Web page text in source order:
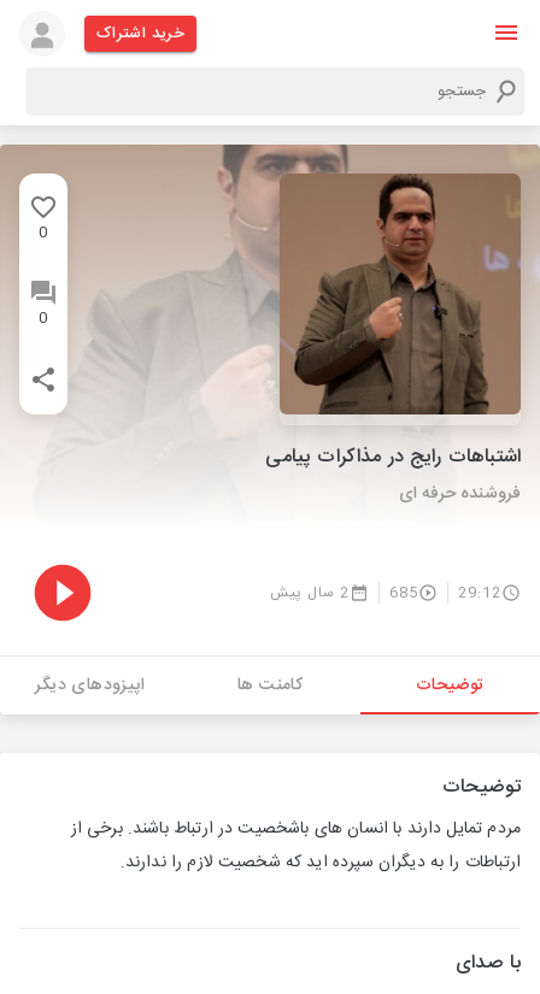
خرید اشتراک
0
0
اشتباهات رایج در مذاکرات پیامی
فروشنده حرفه ای
29:12
685 2 سال پیش
توضیحات کامنت ها اپیزودهای دیگر
توضیحات
مردم تمایل دارند با انسان های باشخصیت در ارتباط باشند. برخی از
ارتباطات را به دیگران سپرده اید که شخصیت لازم را ندارند.
با صدای